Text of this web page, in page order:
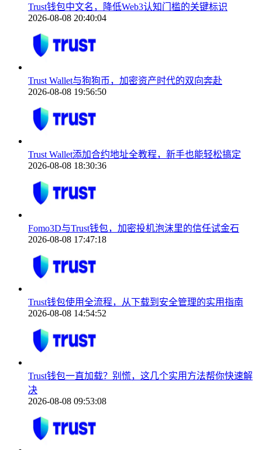
Trust钱包中文名，降低Web3认知门槛的关键标识
2026-08-08 20:40:04
Trust Wallet与狗狗币，加密资产时代的双向奔赴
2026-08-08 19:56:50
Trust Wallet添加合约地址全教程，新手也能轻松搞定
2026-08-08 18:30:36
Fomo3D与Trust钱包，加密投机泡沫里的信任试金石
2026-08-08 17:47:18
Trust钱包使用全流程，从下载到安全管理的实用指南
2026-08-08 14:54:52
Trust钱包一直加载？别慌，这几个实用方法帮你快速解
决
2026-08-08 09:53:08